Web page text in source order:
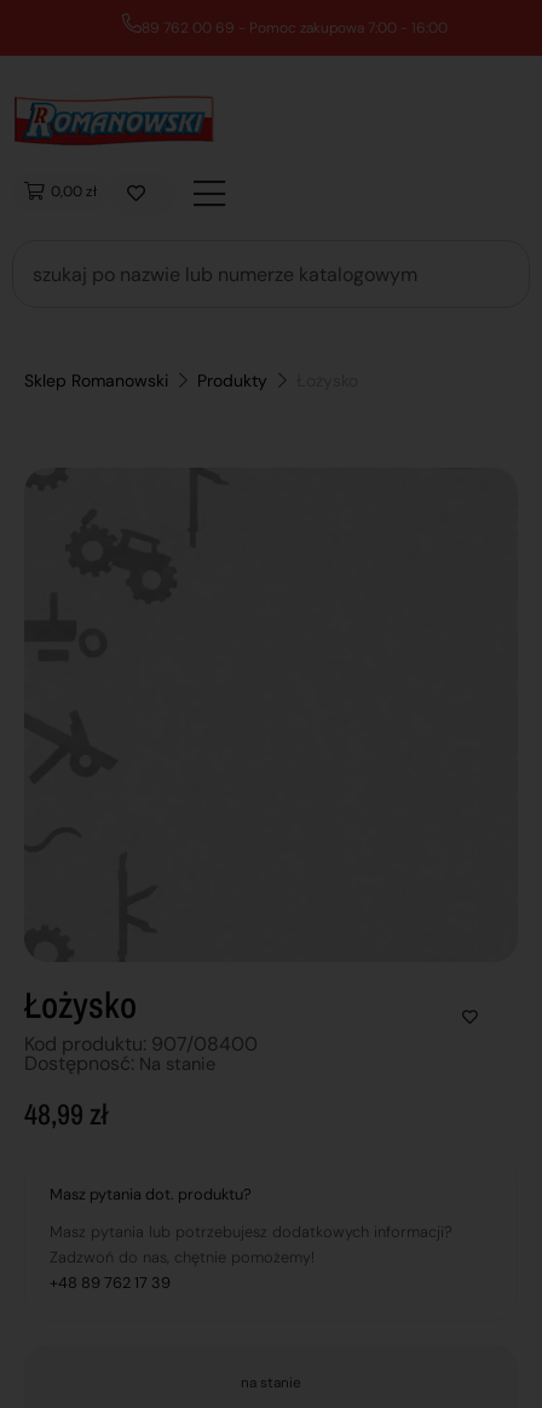
89 762 00 69 - Pomoc zakupowa 7:00 - 16:00
0,00 zł
Sklep Romanowski Produkty
Łożysko
Kod produktu: 907/08400
Dostępnosć: Na stanie
48,99 zł
Masz pytania dot. produktu?
Masz pytania lub potrzebujesz dodatkowych informacji?
Zadzwoń do nas, chętnie pomożemy!
+48 89 762 17 39
na stanie